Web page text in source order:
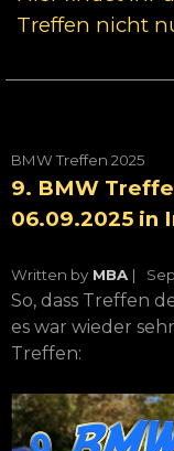
Treffen nicht
BMW Treffen 2025
9. BMW
06.09.2025 in
Written by MBA |
So, dass Treffen
es war wieder
Treffen: